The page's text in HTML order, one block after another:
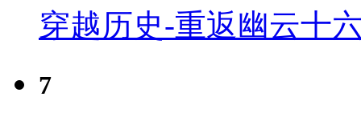
穿越历史-重返幽云十
7